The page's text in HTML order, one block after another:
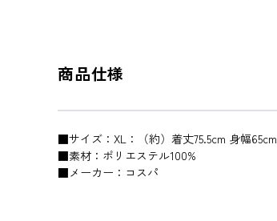
商品仕様
■サイズ：XL：（約）着丈75.5cm 身幅65cm
■素材：ポリエステル100%
■メーカー：コスパ